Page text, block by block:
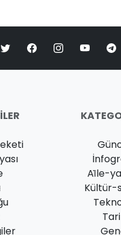
Ai̇le-
Kültür-